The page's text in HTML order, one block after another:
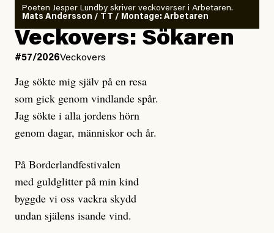
Poeten Jesper Lundby skriver veckoverser i Arbetaren.
Mats Andersson / TT / Montage: Arbetaren
Veckovers: Sökaren
#57/2026Veckovers
Jag sökte mig själv på en resa
som gick genom vindlande spår.
Jag sökte i alla jordens hörn
genom dagar, människor och år.
På Borderlandfestivalen
med guldglitter på min kind
byggde vi oss vackra skydd
undan själens isande vind.